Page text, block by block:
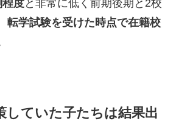
程度と非常に低く前期後期と2校
転学試験を受けた時点で在籍校
していた子たちは結果出